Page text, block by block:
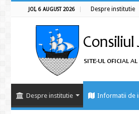
JOI, 6 AUGUST 2026 Despre institutie
Despre institutie Informatii de